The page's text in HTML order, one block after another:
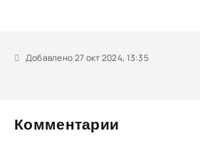
Добавлено 27 окт 2024, 13:35
Комментарии